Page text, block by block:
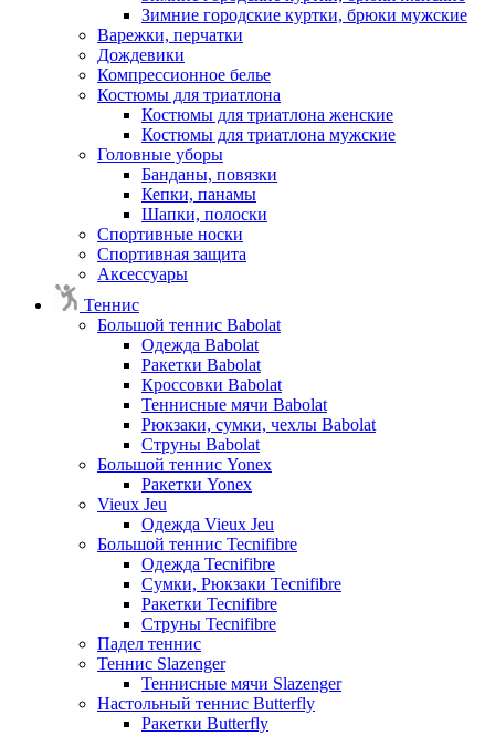
Зимние городские куртки, брюки мужские
Варежки, перчатки
Дождевики
Компрессионное белье
Костюмы для триатлона
Костюмы для триатлона женские
Костюмы для триатлона мужские
Головные уборы
Банданы, повязки
Кепки, панамы
Шапки, полоски
Спортивные носки
Спортивная защита
Аксессуары
Теннис
Большой теннис Babolat
Одежда Babolat
Ракетки Babolat
Кроссовки Babolat
Теннисные мячи Babolat
Рюкзаки, сумки, чехлы Babolat
Струны Babolat
Большой теннис Yonex
Ракетки Yonex
Vieux Jeu
Одежда Vieux Jeu
Большой теннис Tecnifibre
Одежда Tecnifibre
Сумки, Рюкзаки Tecnifibre
Ракетки Tecnifibre
Струны Tecnifibre
Падел теннис
Теннис Slazenger
Теннисные мячи Slazenger
Настольный теннис Butterfly
Ракетки Butterfly